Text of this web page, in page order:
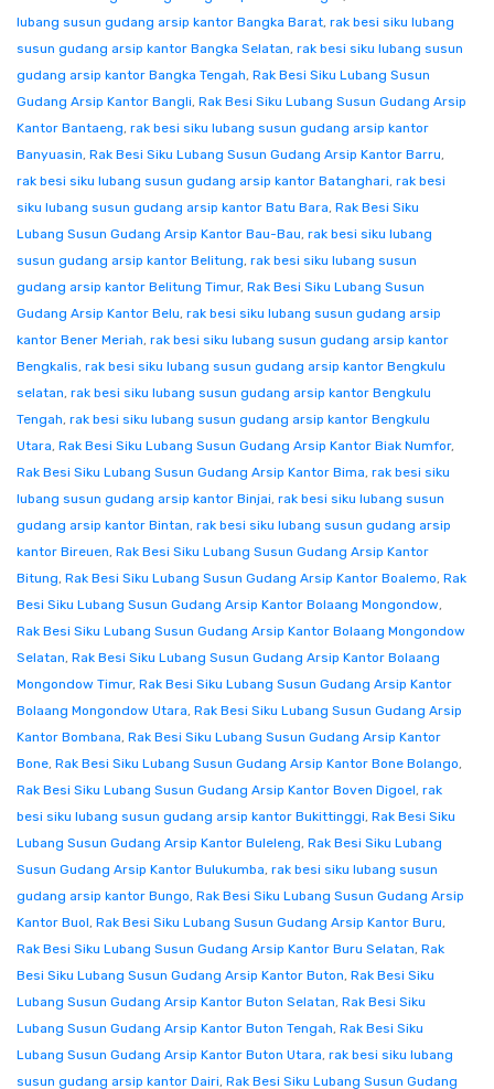
lubang susun gudang arsip kantor Bangka Barat, rak besi siku lubang
susun gudang arsip kantor Bangka Selatan, rak besi siku lubang susun
gudang arsip kantor Bangka Tengah, Rak Besi Siku Lubang Susun
Gudang Arsip Kantor Bangli, Rak Besi Siku Lubang Susun Gudang Arsip
Kantor Bantaeng, rak besi siku lubang susun gudang arsip kantor
Banyuasin, Rak Besi Siku Lubang Susun Gudang Arsip Kantor Barru,
rak besi siku lubang susun gudang arsip kantor Batanghari, rak besi
siku lubang susun gudang arsip kantor Batu Bara, Rak Besi Siku
Lubang Susun Gudang Arsip Kantor Bau-Bau, rak besi siku lubang
susun gudang arsip kantor Belitung, rak besi siku lubang susun
gudang arsip kantor Belitung Timur, Rak Besi Siku Lubang Susun
Gudang Arsip Kantor Belu, rak besi siku lubang susun gudang arsip
kantor Bener Meriah, rak besi siku lubang susun gudang arsip kantor
Bengkalis, rak besi siku lubang susun gudang arsip kantor Bengkulu
selatan, rak besi siku lubang susun gudang arsip kantor Bengkulu
Tengah, rak besi siku lubang susun gudang arsip kantor Bengkulu
Utara, Rak Besi Siku Lubang Susun Gudang Arsip Kantor Biak Numfor,
Rak Besi Siku Lubang Susun Gudang Arsip Kantor Bima, rak besi siku
lubang susun gudang arsip kantor Binjai, rak besi siku lubang susun
gudang arsip kantor Bintan, rak besi siku lubang susun gudang arsip
kantor Bireuen, Rak Besi Siku Lubang Susun Gudang Arsip Kantor
Bitung, Rak Besi Siku Lubang Susun Gudang Arsip Kantor Boalemo, Rak
Besi Siku Lubang Susun Gudang Arsip Kantor Bolaang Mongondow,
Rak Besi Siku Lubang Susun Gudang Arsip Kantor Bolaang Mongondow
Selatan, Rak Besi Siku Lubang Susun Gudang Arsip Kantor Bolaang
Mongondow Timur, Rak Besi Siku Lubang Susun Gudang Arsip Kantor
Bolaang Mongondow Utara, Rak Besi Siku Lubang Susun Gudang Arsip
Kantor Bombana, Rak Besi Siku Lubang Susun Gudang Arsip Kantor
Bone, Rak Besi Siku Lubang Susun Gudang Arsip Kantor Bone Bolango,
Rak Besi Siku Lubang Susun Gudang Arsip Kantor Boven Digoel, rak
besi siku lubang susun gudang arsip kantor Bukittinggi, Rak Besi Siku
Lubang Susun Gudang Arsip Kantor Buleleng, Rak Besi Siku Lubang
Susun Gudang Arsip Kantor Bulukumba, rak besi siku lubang susun
gudang arsip kantor Bungo, Rak Besi Siku Lubang Susun Gudang Arsip
Kantor Buol, Rak Besi Siku Lubang Susun Gudang Arsip Kantor Buru,
Rak Besi Siku Lubang Susun Gudang Arsip Kantor Buru Selatan, Rak
Besi Siku Lubang Susun Gudang Arsip Kantor Buton, Rak Besi Siku
Lubang Susun Gudang Arsip Kantor Buton Selatan, Rak Besi Siku
Lubang Susun Gudang Arsip Kantor Buton Tengah, Rak Besi Siku
Lubang Susun Gudang Arsip Kantor Buton Utara, rak besi siku lubang
susun gudang arsip kantor Dairi, Rak Besi Siku Lubang Susun Gudang